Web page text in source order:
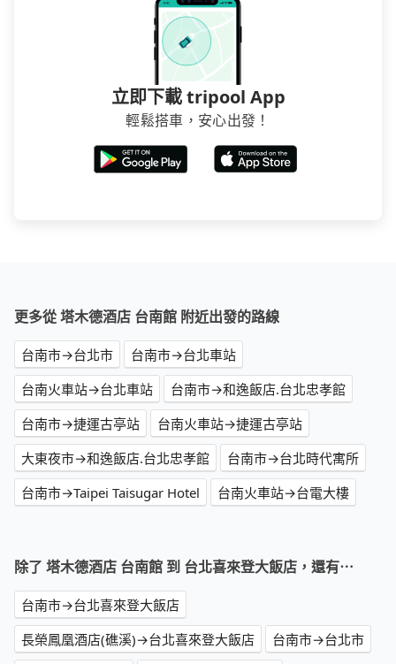
立即下載 tripool App
輕鬆搭車，安心出發！
更多從 塔木德酒店 台南館 附近出發的路線
台南市→台北市
台南市→台北車站
台南火車站→台北車站
台南市→和逸飯店.台北忠孝館
台南市→捷運古亭站
台南火車站→捷運古亭站
大東夜市→和逸飯店.台北忠孝館
台南市→台北時代寓所
台南市→Taipei Taisugar Hotel
台南火車站→台電大樓
除了 塔木德酒店 台南館 到 台北喜來登大飯店，還有⋯
台南市→台北喜來登大飯店
長榮鳳凰酒店(礁溪)→台北喜來登大飯店
台南市→台北市